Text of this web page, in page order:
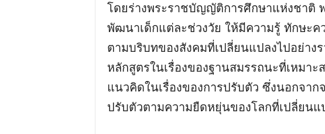
โดยร่างพระราชบัญญัติการศึกษาแห่งชาติ
พัฒนาเด็กแต่ละช่วงวัย ให้มีความรู้ ทักษะค
ตามบริบทของสังคมที่เปลี่ยนแปลงไปอย่าง
หลักสูตรในเรื่องของฐานสมรรถนะที่เหมา
แนวคิดในเรื่องของการปรับตัว ซึ่งนอกจาก
ปรับตัวตามความยืดหยุ่นของโลกที่เปลี่ยนแ